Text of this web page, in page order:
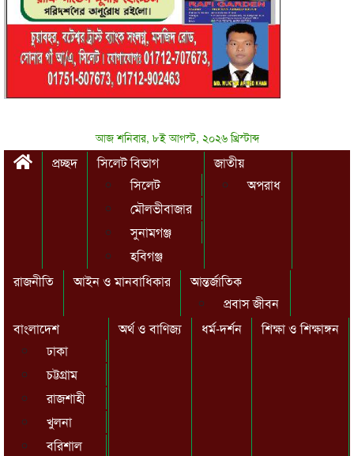
আজ শনিবার, ৮ই আগস্ট, ২০২৬ খ্রিস্টাব্দ
প্রচ্ছদ
সিলেট বিভাগ
সিলেট
মৌলভীবাজার
সুনামগঞ্জ
হবিগঞ্জ
জাতীয়
অপরাধ
রাজনীতি আইন ও মানবাধিকার
আন্তর্জাতিক
প্রবাস জীবন
বাংলাদেশ
ঢাকা
চট্টগ্রাম
রাজশাহী
খুলনা
বরিশাল
অর্থ ও বাণিজ্য ধর্ম-দর্শন শিক্ষা ও শিক্ষাঙ্গন